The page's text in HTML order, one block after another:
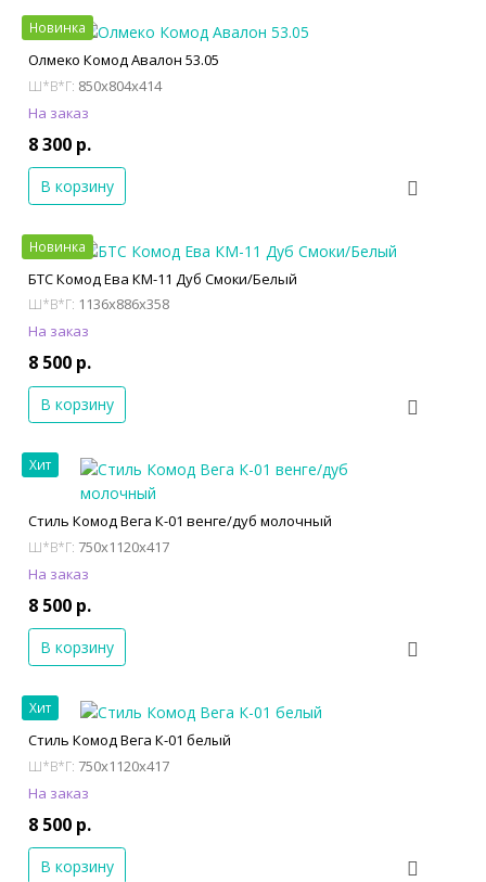
Новинка
Олмеко Комод Авалон 53.05
Ш*В*Г: 850x804x414
На заказ
8 300 р.
В корзину
Новинка
БТС Комод Ева КМ-11 Дуб Смоки/Белый
Ш*В*Г: 1136x886x358
На заказ
8 500 р.
В корзину
Хит
Стиль Комод Вега К-01 венге/дуб молочный
Ш*В*Г: 750x1120x417
На заказ
8 500 р.
В корзину
Хит
Стиль Комод Вега К-01 белый
Ш*В*Г: 750x1120x417
На заказ
8 500 р.
В корзину